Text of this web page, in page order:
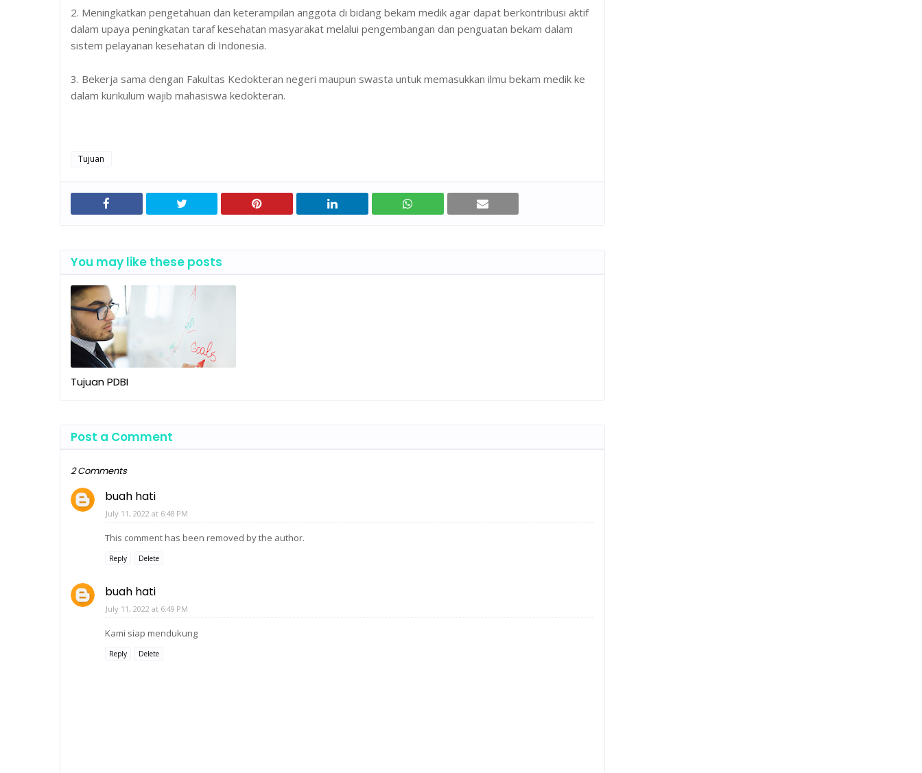
2. Meningkatkan pengetahuan dan keterampilan anggota di bidang bekam medik agar dapat berkontribusi aktif
dalam upaya peningkatan taraf kesehatan masyarakat melalui pengembangan dan penguatan bekam dalam
sistem pelayanan kesehatan di Indonesia.
3. Bekerja sama dengan Fakultas Kedokteran negeri maupun swasta untuk memasukkan ilmu bekam medik ke
dalam kurikulum wajib mahasiswa kedokteran.
Tujuan
You may like these posts
Tujuan PDBI
Post a Comment
2 Comments
buah hati
July 11, 2022 at 6:48 PM
This comment has been removed by the author.
Reply Delete
buah hati
July 11, 2022 at 6:49 PM
Kami siap mendukung
Reply Delete